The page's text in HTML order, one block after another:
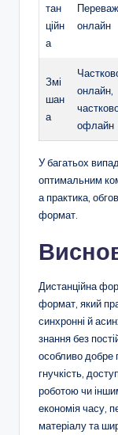
тан
ційн
а
онлайн
Змі
шан
а
онлайн,
офлайн
У багатьох
оптимальним
а практика,
формат.
Дистанційна
формат, який
синхронні й
знання без
особливо
гнучкість,
роботою чи
економія часу,
матеріалу та